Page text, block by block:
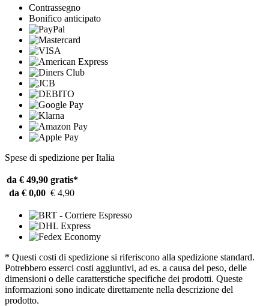
Contrassegno
Bonifico anticipato
Spese di spedizione per Italia
da € 49,90 gratis*
da € 0,00 € 4,90
* Questi costi di spedizione si riferiscono alla spedizione standard.
Potrebbero esserci costi aggiuntivi, ad es. a causa del peso, delle
dimensioni o delle caratterstiche specifiche dei prodotti. Queste
informazioni sono indicate direttamente nella descrizione del
prodotto.